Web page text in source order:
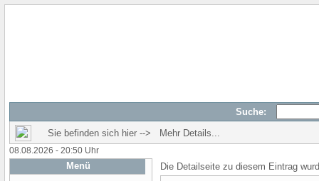
Suche:
Sie befinden sich hier --> Mehr Details...
08.08.2026 - 20:50 Uhr
Menü Die Detailseite zu diesem Eintrag